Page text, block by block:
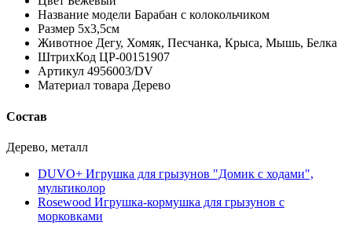
Название модели Барабан с колокольчиком
Размер 5x3,5см
Животное Дегу, Хомяк, Песчанка, Крыса, Мышь, Белка
ШтрихКод ЦР-00151907
Артикул 4956003/DV
Материал товара Дерево
Состав
Дерево, металл
DUVO+ Игрушка для грызунов "Домик с ходами",
мультиколор
Rosewood Игрушка-кормушка для грызунов с
морковками